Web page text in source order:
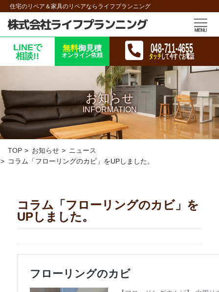
住宅のリペア＆家具のリペアならライフプランニング
株式会社ライフプランニング
048-711-4655
タッチして今すぐお電話
LINEで
相談!!
無料御見積
オンライン依頼
お知らせ
INFORMATION
TOP お知らせ
ニュース
コラム「フローリングのカビ」をUPしました。
コラム「フローリングのカビ」を
UPしました。